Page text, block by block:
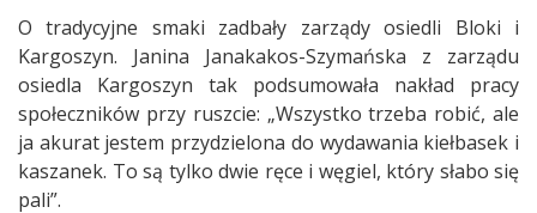
O tradycyjne smaki zadbały zarządy osiedli Bloki i
Kargoszyn. Janina Janakakos-Szymańska z zarządu
osiedla Kargoszyn tak podsumowała nakład pracy
społeczników przy ruszcie: „Wszystko trzeba robić, ale
ja akurat jestem przydzielona do wydawania kiełbasek i
kaszanek. To są tylko dwie ręce i węgiel, który słabo się
pali”.